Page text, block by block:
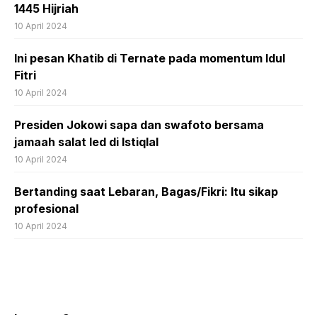
1445 Hijriah
10 April 2024
Ini pesan Khatib di Ternate pada momentum Idul
Fitri
10 April 2024
Presiden Jokowi sapa dan swafoto bersama
jamaah salat Ied di Istiqlal
10 April 2024
Bertanding saat Lebaran, Bagas/Fikri: Itu sikap
profesional
10 April 2024